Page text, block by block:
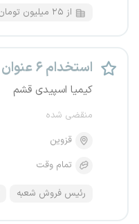
از ۲۵ میلیون تومان
استخدام ۶ عنوان شغلی
کیمیا اسپیدی قشم
منقضی شده
قزوین
تمام وقت
رئیس فروش شعبه